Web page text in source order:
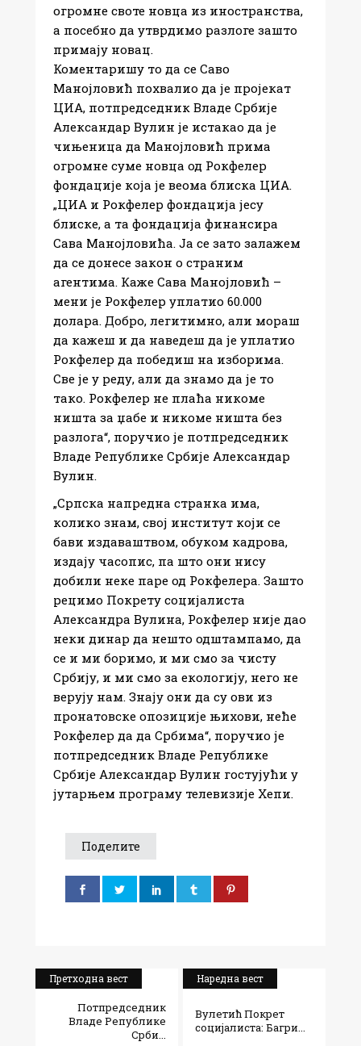
огромне своте новца из иностранства,
а посебно да утврдимо разлоге зашто
примају новац.
Коментаришу то да се Саво
Манојловић похвалио да је пројекат
ЦИА, потпредседник Владе Србије
Александар Вулин је истакао да је
чињеница да Манојловић прима
огромне суме новца од Рокфелер
фондације која је веома блиска ЦИА.
„ЦИА и Рокфелер фондација јесу
блиске, а та фондација финансира
Сава Манојловића. Ја се зато залажем
да се донесе закон о страним
агентима. Каже Сава Манојловић –
мени је Рокфелер уплатио 60.000
долара. Добро, легитимно, али мораш
да кажеш и да наведеш да је уплатио
Рокфелер да победиш на изборима.
Све је у реду, али да знамо да је то
тако. Рокфелер не плаћа никоме
ништа за џабе и никоме ништа без
разлога“, поручио је потпредседник
Владе Републике Србије Александар
Вулин.
„Српска напредна странка има,
колико знам, свој институт који се
бави издаваштвом, обуком кадрова,
издају часопис, па што они нису
добили неке паре од Рокфелера. Зашто
рецимо Покрету социјалиста
Александра Вулина, Рокфелер није дао
неки динар да нешто одштампамо, да
се и ми боримо, и ми смо за чисту
Србију, и ми смо за екологију, него не
верују нам. Знају они да су ови из
пронатовске опозиције њихови, неће
Рокфелер да да Србима“, поручио је
потпредседник Владе Републике
Србије Александар Вулин гостујући у
јутарњем програму телевизије Хепи.
Поделите
Претходна вест
Потпредседник
Владе Републике
Срби...
Наредна вест
Вулетић Покрет
социјалиста: Багри...